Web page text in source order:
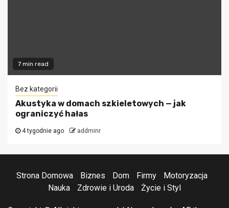
7 min read
Bez kategorii
Akustyka w domach szkieletowych — jak
ograniczyć hałas
4 tygodnie ago addminr
Strona Domowa Biznes Dom Firmy
Motoryzacja
Nauka
Zdrowie i Uroda Życie i Styl